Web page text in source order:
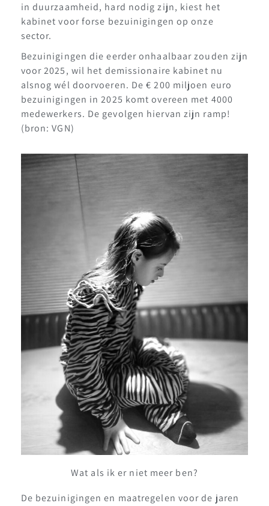
in duurzaamheid, hard nodig zijn, kiest het
kabinet voor forse bezuinigingen op onze
sector.
Bezuinigingen die eerder onhaalbaar zouden zijn
voor 2025, wil het demissionaire kabinet nu
alsnog wél doorvoeren. De € 200 miljoen euro
bezuinigingen in 2025 komt overeen met 4000
medewerkers. De gevolgen hiervan zijn ramp!
(bron: VGN)
Wat als ik er niet meer ben?
De bezuinigingen en maatregelen voor de jaren